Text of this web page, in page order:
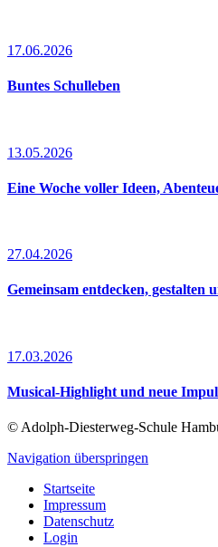
17.06.2026
Buntes Schulleben
13.05.2026
Eine Woche voller Ideen,
27.04.2026
Gemeinsam entdecken, gestalten
17.03.2026
Musical-Highlight und neue
© Adolph-Diesterweg-Schule
Navigation überspringen
Startseite
Impressum
Datenschutz
Login